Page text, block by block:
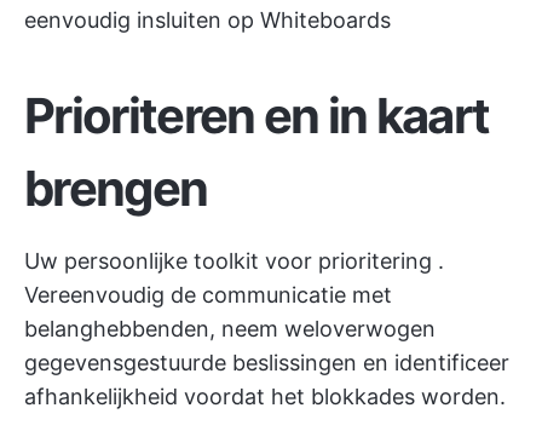
eenvoudig insluiten op Whiteboards
Prioriteren en in kaart
brengen
Uw persoonlijke toolkit voor prioritering .
Vereenvoudig de communicatie met
belanghebbenden, neem weloverwogen
gegevensgestuurde beslissingen en identificeer
afhankelijkheid voordat het blokkades worden.